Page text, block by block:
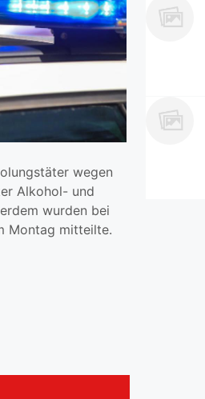
wegen
Alkohol- und
wurden bei
Montag mitteilte.